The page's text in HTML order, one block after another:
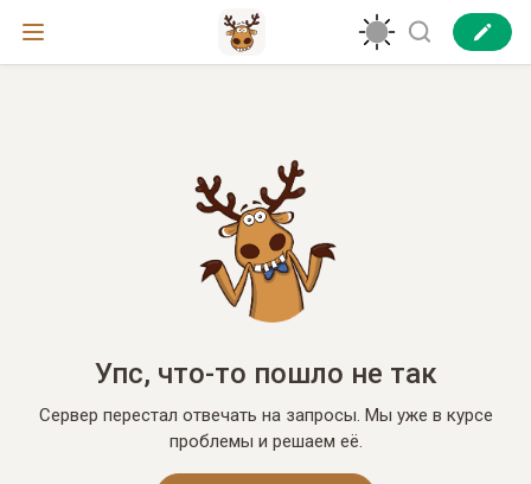
Упс, что-то пошло не так
Сервер перестал отвечать на запросы. Мы уже в курсе
проблемы и решаем её.